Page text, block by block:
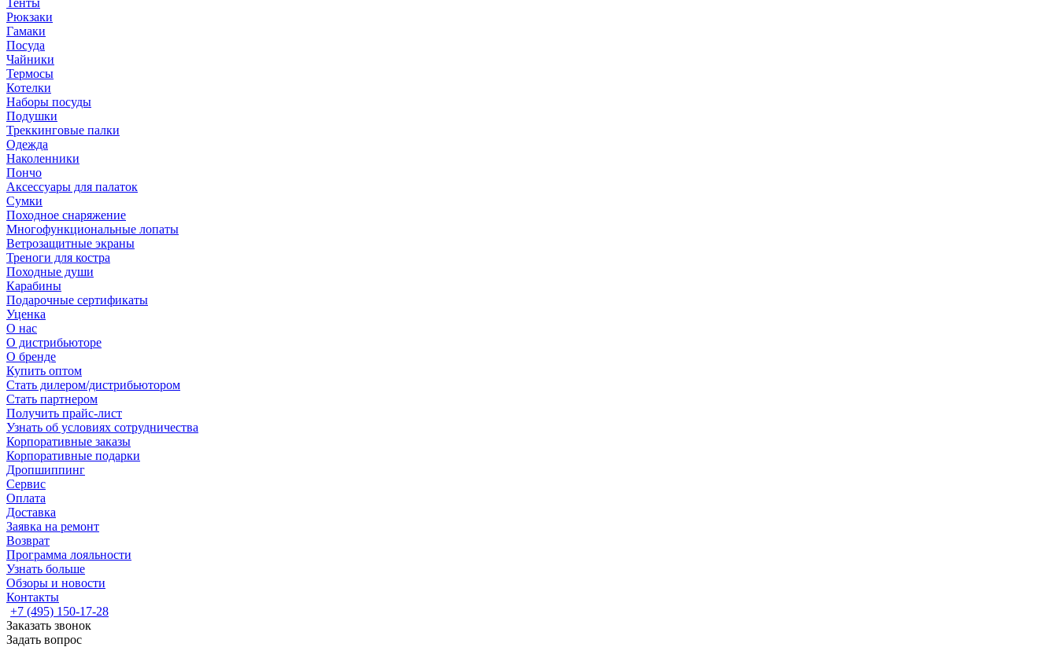
Тенты
Рюкзаки
Гамаки
Посуда
Чайники
Термосы
Котелки
Наборы посуды
Подушки
Треккинговые палки
Одежда
Наколенники
Пончо
Аксессуары для палаток
Сумки
Походное снаряжение
Многофункциональные лопаты
Ветрозащитные экраны
Треноги для костра
Походные души
Карабины
Подарочные сертификаты
Уценка
О нас
О дистрибьюторе
О бренде
Купить оптом
Стать дилером/дистрибьютором
Стать партнером
Получить прайс-лист
Узнать об условиях сотрудничества
Корпоративные заказы
Корпоративные подарки
Дропшиппинг
Сервис
Оплата
Доставка
Заявка на ремонт
Возврат
Программа лояльности
Узнать больше
Обзоры и новости
Контакты
+7 (495) 150-17-28
Заказать звонок
Задать вопрос